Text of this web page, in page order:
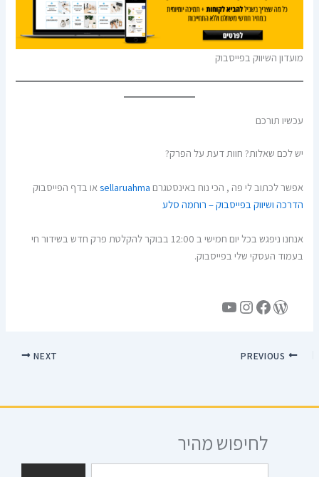
מועדון השיווק בפייסבוק
עכשיו תורכם
יש לכם שאלות? חוות דעת על הפרק?
אפשר לכתוב לי פה , הכי נוח באינסטגרם sellaruahmaאו בדף הפייסבוק
הדרכה ושיווק בפייסבוק – רוחמה סלע
אנחנו ניפגש בכל יום חמישי ב 12:00 בבוקר להקלטת פרק חדש בשידור חי
בעמוד העסקי שלי בפייסבוק.
NEXT
לחיפוש מהיר